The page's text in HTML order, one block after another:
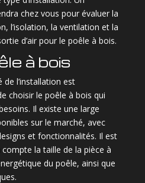
chez vous pour évaluer la
l’isolation, la ventilation et la
d’air pour le poêle à bois.
à bois
l’installation est
choisir le poêle à bois qui
Il existe une large
sur le marché, avec
et fonctionnalités. Il est
la taille de la pièce à
du poêle, ainsi que